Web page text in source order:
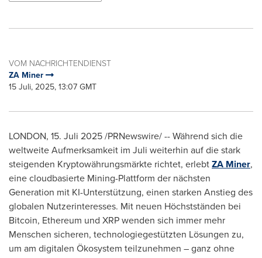
VOM NACHRICHTENDIENST
ZA Miner
15 Juli, 2025, 13:07 GMT
LONDON, 15. Juli 2025/PRNewswire/ -- Während sich die
weltweite Aufmerksamkeit im Juli weiterhin auf die stark
steigenden Kryptowährungsmärkte richtet, erlebtZA Miner,
eine cloudbasierte Mining-Plattform der nächsten
Generation mit KI-Unterstützung, einen starken Anstieg des
globalen Nutzerinteresses. Mit neuen Höchstständen bei
Bitcoin, Ethereum und XRP wenden sich immer mehr
Menschen sicheren, technologiegestützten Lösungen zu,
um am digitalen Ökosystem teilzunehmen – ganz ohne